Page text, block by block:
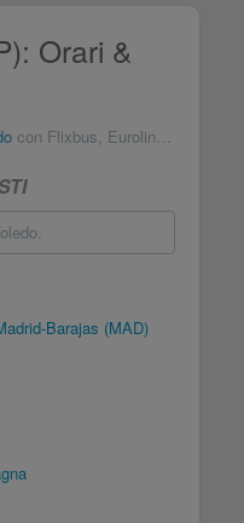
Orari &
con Flixbus, Eurolines Baltour & Marozzi
Barajas (MAD)